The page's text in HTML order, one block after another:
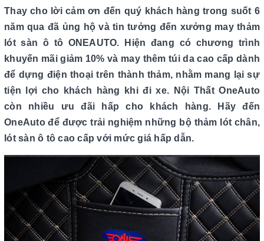
Thay cho lời cảm ơn đến quý khách hàng trong suốt 6
năm qua đã ủng hộ và tin tưởng đến xưởng may thảm
lót sàn ô tô ONEAUTO. Hiện đang có chương trình
khuyến mãi giảm 10% và may thêm túi da cao cấp dành
để dựng điện thoại trên thành thảm, nhằm mang lại sự
tiện lợi cho khách hàng khi đi xe. Nội Thất OneAuto
còn nhiều ưu đãi hấp cho khách hàng. Hãy đến
OneAuto để được trải nghiệm những bộ thảm lót chân,
lót sàn ô tô cao cấp với mức giá hấp dẫn.